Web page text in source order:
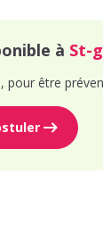
à St-
être